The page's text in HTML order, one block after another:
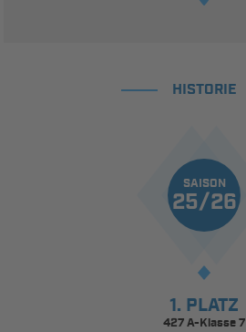
HISTORIE
SAISON
25/26
1. PLATZ
427 A-Klasse 7